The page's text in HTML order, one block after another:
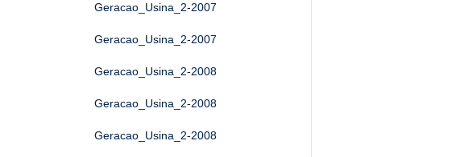
Geracao_Usina_2-2007
Geracao_Usina_2-2007
Geracao_Usina_2-2008
Geracao_Usina_2-2008
Geracao_Usina_2-2008